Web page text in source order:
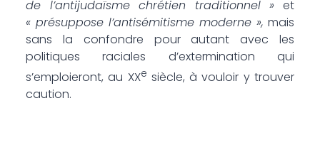
de l’antijudaïsme chrétien traditionnel » et
« présuppose l’antisémitisme moderne », mais
sans la confondre pour autant avec les
politiques raciales d’extermination qui
s’emploieront, au XXe siècle, à vouloir y trouver
caution.